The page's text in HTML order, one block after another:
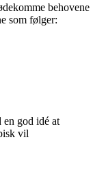
behovene
som følger:
en god idé at
vil